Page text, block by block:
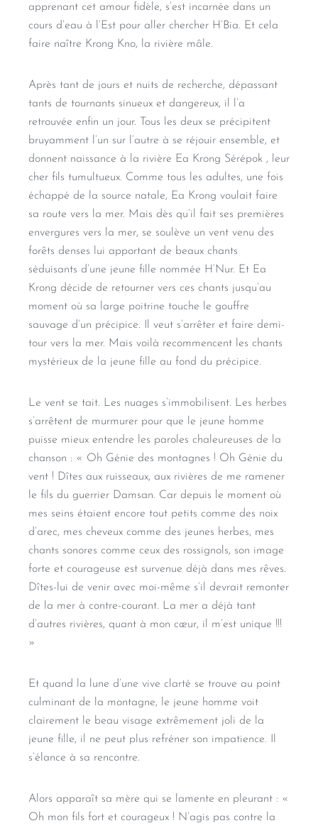
apprenant cet amour fidèle, s’est incarnée dans un
cours d’eau à l’Est pour aller chercher H’Bia. Et cela
faire naître Krong Kno, la rivière mâle.
Après tant de jours et nuits de recherche, dépassant
tants de tournants sinueux et dangereux, il l’a
retrouvée enfin un jour. Tous les deux se précipitent
bruyamment l’un sur l’autre à se réjouir ensemble, et
donnent naissance à la rivière Ea Krong Sérépok , leur
cher fils tumultueux. Comme tous les adultes, une fois
échappé de la source natale, Ea Krong voulait faire
sa route vers la mer. Mais dès qu’il fait ses premières
envergures vers la mer, se soulève un vent venu des
forêts denses lui apportant de beaux chants
séduisants d’une jeune fille nommée H’Nur. Et Ea
Krong décide de retourner vers ces chants jusqu’au
moment où sa large poitrine touche le gouffre
sauvage d’un précipice. Il veut s’arrêter et faire demi-
tour vers la mer. Mais voilà recommencent les chants
mystérieux de la jeune fille au fond du précipice.
Le vent se tait. Les nuages s’immobilisent. Les herbes
s’arrêtent de murmurer pour que le jeune homme
puisse mieux entendre les paroles chaleureuses de la
chanson : « Oh Génie des montagnes ! Oh Génie du
vent ! Dîtes aux ruisseaux, aux rivières de me ramener
le fils du guerrier Damsan. Car depuis le moment où
mes seins étaient encore tout petits comme des noix
d’arec, mes cheveux comme des jeunes herbes, mes
chants sonores comme ceux des rossignols, son image
forte et courageuse est survenue déjà dans mes rêves.
Dîtes-lui de venir avec moi-même s’il devrait remonter
de la mer à contre-courant. La mer a déjà tant
d’autres rivières, quant à mon cœur, il m’est unique !!!
»
Et quand la lune d’une vive clarté se trouve au point
culminant de la montagne, le jeune homme voit
clairement le beau visage extrêmement joli de la
jeune fille, il ne peut plus refréner son impatience. Il
s’élance à sa rencontre.
Alors apparaît sa mère qui se lamente en pleurant : «
Oh mon fils fort et courageux ! N’agis pas contre la